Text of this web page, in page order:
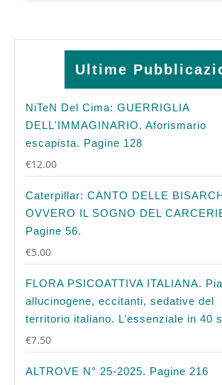
Ultime
NiTeN Del Cima: GUERRIGLIA
DELL'IMMAGINARIO. Aforismario
escapista. Pagine 128
€12.00
Caterpillar: CANTO DELLE
OVVERO IL SOGNO DEL
Pagine 56.
€5.00
FLORA PSICOATTIVA ITALIANA.
allucinogene, eccitanti, sedative del
territorio italiano. L’essenziale in 40
€7.50
ALTROVE N° 25-2025. Pagine 216